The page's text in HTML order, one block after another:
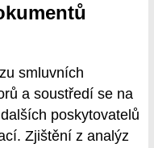
smluvních
a soustředí se na
poskytovatelů
Zjištění z analýz